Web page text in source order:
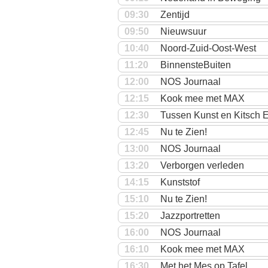
09:30
Zentijd
09:50
Nieuwsuur
10:40
Noord-Zuid-Oost-West
11:20
BinnensteBuiten
12:00
NOS Journaal
12:15
Kook mee met MAX
12:30
Tussen Kunst en Kitsch
12:45
Nu te Zien!
13:00
NOS Journaal
13:20
Verborgen verleden
14:15
Kunststof
15:10
Nu te Zien!
15:20
Jazzportretten
16:00
NOS Journaal
16:10
Kook mee met MAX